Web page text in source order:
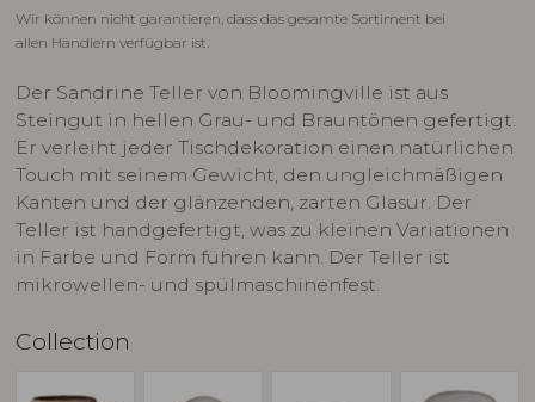
Wir können nicht garantieren, dass das gesamte Sortiment bei
allen Händlern verfügbar ist.
Der Sandrine Teller von Bloomingville ist aus
Steingut in hellen Grau- und Brauntönen gefertigt.
Er verleiht jeder Tischdekoration einen natürlichen
Touch mit seinem Gewicht, den ungleichmäßigen
Kanten und der glänzenden, zarten Glasur. Der
Teller ist handgefertigt, was zu kleinen Variationen
in Farbe und Form führen kann. Der Teller ist
mikrowellen- und spülmaschinenfest.
Collection